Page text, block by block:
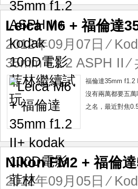
Leica M6 + 福倫達
2012年09月07日 ⁄
35mm F1.2 ASPH II⁄
福倫達35mm f1.2
沒有兩萬都要五
之名，最近對焦
Nikon FM2 + 福倫
2012年09月05日 ⁄